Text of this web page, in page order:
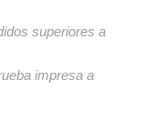
superiores a
impresa a